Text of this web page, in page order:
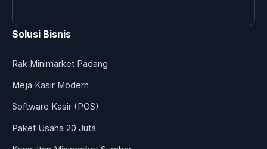
Solusi Bisnis
Rak Minimarket Padang
Meja Kasir Modern
Software Kasir (POS)
Paket Usaha 20 Juta